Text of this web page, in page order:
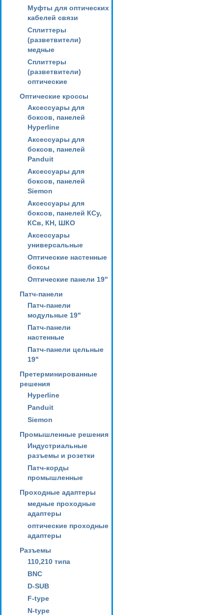
Муфты для оптических
кабелей связи
Сплиттеры
(разветвители)
медные
Сплиттеры
(разветвители)
оптические
Оптические кроссы
Аксессуары для
боксов, панелей
Hyperline
Аксессуары для
боксов, панелей
Panduit
Аксессуары для
боксов, панелей
Siemon
Аксессуары для
боксов, панелей КСу,
КСв, КН, ШКО
Аксессуары
универсальные
Оптические настенные
боксы
Оптические панели 19"
Патч-панели
Патч-панели
модульные 19"
Патч-панели
настенные
Патч-панели цельные
19"
Претерминированные
решения
Hyperline
Panduit
Siemon
Промышленные решения
Индустриальные
разъемы и розетки
Патч-корды
промышленные
Проходные адаптеры
медные проходные
адаптеры
оптические проходные
адаптеры
Разъемы
110,210 типа
BNC
D-SUB
F-type
N-type